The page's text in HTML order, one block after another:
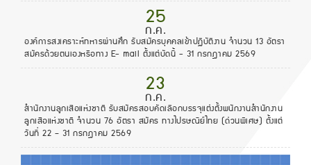
25
ก.ค.
องค์การสงเคราะห์ทหารผ่านศึก รับสมัครบุคคลเข้าปฏิบัติงาน จำนวน 13 อัตรา
สมัครด้วยตนเองหรือทาง E- mail ตั้งแต่บัดนี้ - 31 กรกฎาคม 2569
23
ก.ค.
สํานักงานลูกเสือแห่งชาติ รับสมัครสอบคัดเลือกบรรจุแต่งตั้งพนักงานสํานักงาน
ลูกเสือแห่งชาติ จำนวน 76 อัตรา สมัคร ทางไปรษณีย์ไทย (ด่วนพิเศษ) ตั้งแต่
วันที่ 22 – 31 กรกฎาคม 2569